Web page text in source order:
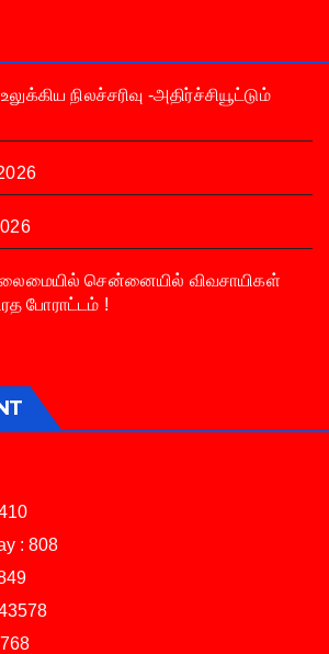
நிலச்சரிவு -அதிர்ச்சியூட்டும்
சென்னையில் விவசாயிகள்
போராட்டம் !
: 808